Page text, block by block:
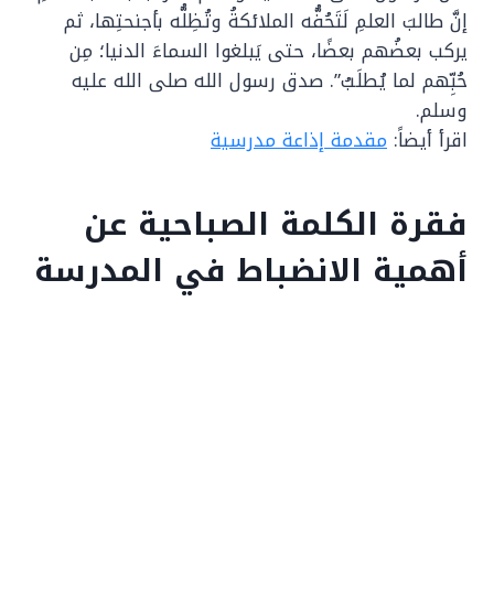
إنَّ طالبَ العلمِ لَتَحُفُّه الملائكةُ وتُظِلُّه بأجنحتِها، ثم
يركب بعضُهم بعضًا، حتى يَبلغوا السماءَ الدنيا؛ مِن
حُبِّهم لما يُطلَبُ”. صدق رسول الله صلى الله عليه
وسلم.
اقرأ أيضاً: مقدمة إذاعة مدرسية
فقرة الكلمة الصباحية عن
أهمية الانضباط في المدرسة